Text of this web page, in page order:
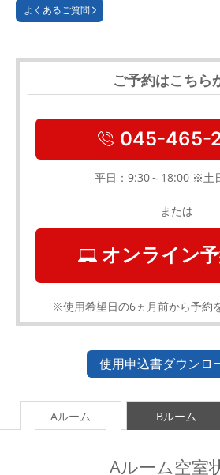
よくあるご質問
ご予約はこちら
045-465-
平日：9:30～18:00 ※土
または
オンライン
※使用希望日の6ヵ月前から予約
使用申込書ダウンロ
Aルーム Bルーム
Aルーム空室